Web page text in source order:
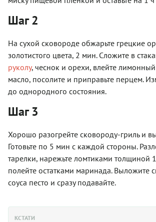
Шаг 2
На сухой сковороде обжарьте грецкие
золотистого цвета, 2 мин. Сложите в
руколу, чеснок и орехи, влейте
масло, посолите и приправьте перцем.
до однородного состояния.
Шаг 3
Хорошо разогрейте сковороду-гриль и
Готовьте по 5 мин с каждой стороны.
тарелки, нарежьте ломтиками толщиной
полейте остатками маринада. Выложите
соуса песто и сразу подавайте.
КСТАТИ